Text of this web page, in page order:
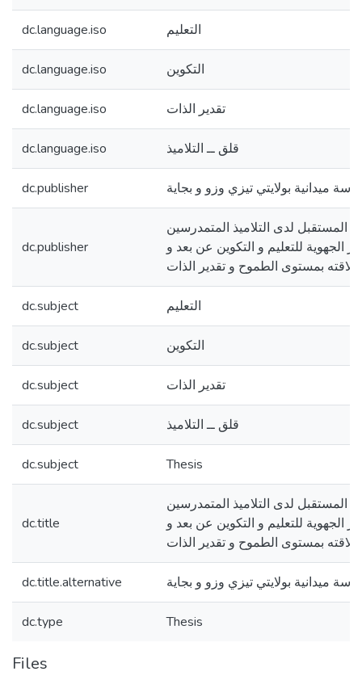
dc.language.iso التعليم
dc.language.iso التكوين
dc.language.iso تقدير الذات
dc.language.iso قلق ــ التلاميذ
dc.publisher ميدانية بولايتي تيزي وزو و بجاية
dc.publisher
المستقبل لدى التلاميذ المتمدرسين
الجهوية للتعليم و التكوين عن بعد و
علاقته بمستوى الطموح و تقدير الذات
dc.subject التعليم
dc.subject التكوين
dc.subject تقدير الذات
dc.subject قلق ــ التلاميذ
dc.subject Thesis
dc.title
المستقبل لدى التلاميذ المتمدرسين
الجهوية للتعليم و التكوين عن بعد و
علاقته بمستوى الطموح و تقدير الذات
dc.title.alternative ميدانية بولايتي تيزي وزو و بجاية
dc.type Thesis
Files